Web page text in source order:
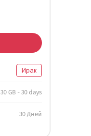
Ирак
30 GB - 30 days
30 Дней